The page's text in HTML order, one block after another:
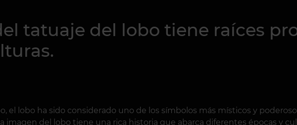
tatuaje del lobo tiene raíces
el lobo ha sido considerado uno de los símbolos más místicos y
imagen del lobo tiene una rica historia que abarca diferentes épocas y